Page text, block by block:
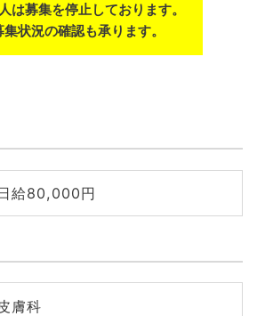
は募集を停止しております。
状況の確認も承ります。
給80,000円
膚科